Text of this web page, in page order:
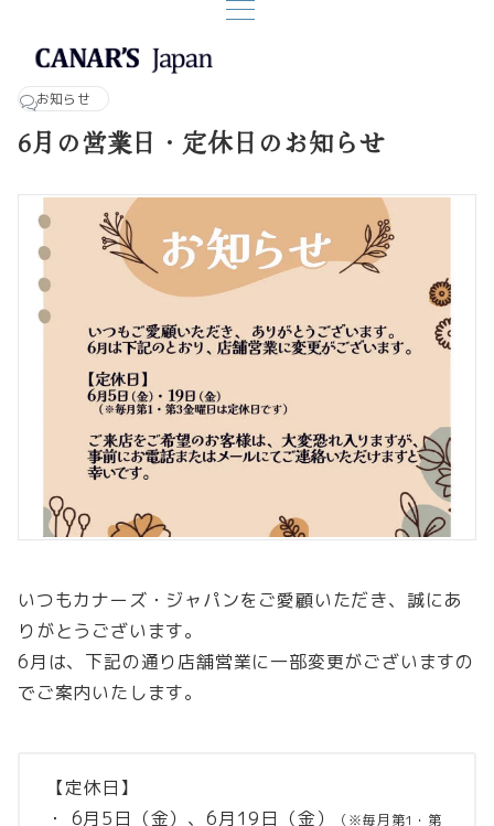
お知らせ
6月の営業日・定休日のお知らせ
いつもカナーズ・ジャパンをご愛顧いただき、誠にあ
りがとうございます。
6月は、下記の通り店舗営業に一部変更がございますの
でご案内いたします。
【定休日】
・ 6月5日（金）、6月19日（金）
（※毎月第1・第